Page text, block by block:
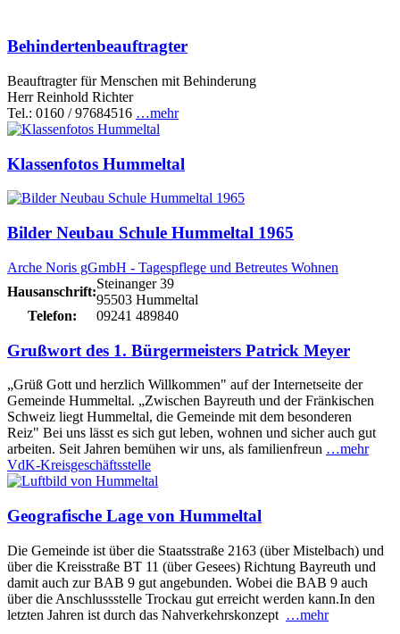
Behindertenbeauftragter
Beauftragter für Menschen mit Behinderung
Herr Reinhold Richter
Tel.: 0160 / 97684516 …mehr
Klassenfotos Hummeltal
Bilder Neubau Schule Hummeltal 1965
Arche Noris gGmbH - Tagespflege und Betreutes Wohnen
Hausanschrift:
Steinanger 39
95503 Hummeltal
Telefon:
09241 489840
Grußwort des 1. Bürgermeisters Patrick Meyer
„Grüß Gott und herzlich Willkommen" auf der Internetseite der
Gemeinde Hummeltal. „Zwischen Bayreuth und der Fränkischen
Schweiz liegt Hummeltal, die Gemeinde mit dem besonderen
Reiz" Bei uns lässt es sich gut leben, wohnen und sicher auch gut
arbeiten. Seit Jahren bemühen wir uns, als familienfreun …mehr
VdK-Kreisgeschäftsstelle
Geografische Lage von Hummeltal
Die Gemeinde ist über die Staatsstraße 2163 (über Mistelbach) und
über die Kreisstraße BT 11 (über Gesees) Richtung Bayreuth und
damit auch zur BAB 9 gut angebunden. Wobei die BAB 9 auch
über die Anschlussstelle Trockau gut erreicht werden kann.In den
letzten Jahren ist durch das Nahverkehrskonzept …mehr